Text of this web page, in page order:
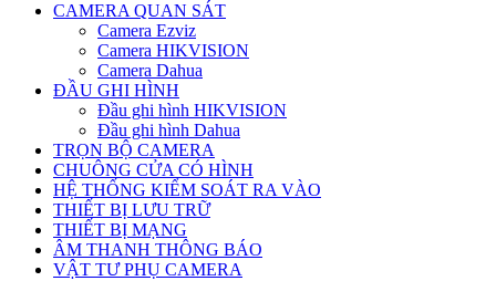
CAMERA QUAN SÁT
Camera Ezviz
Camera HIKVISION
Camera Dahua
ĐẦU GHI HÌNH
Đầu ghi hình HIKVISION
Đầu ghi hình Dahua
TRỌN BỘ CAMERA
CHUÔNG CỬA CÓ HÌNH
HỆ THỐNG KIỂM SOÁT RA VÀO
THIẾT BỊ LƯU TRỮ
THIẾT BỊ MẠNG
ÂM THANH THÔNG BÁO
VẬT TƯ PHỤ CAMERA